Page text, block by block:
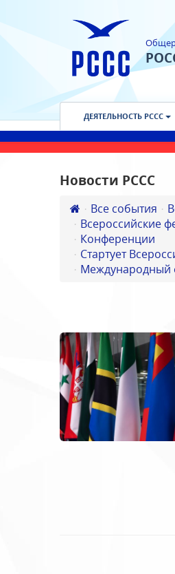
ДЕЯТЕЛЬНОСТЬ РССС
Новости РССС
Все события
Всероссийские
Конференции
Стартует
Международный